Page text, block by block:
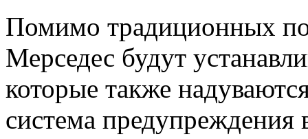
Помимо традиционных
Мерседес будут
которые также
система предупреждения